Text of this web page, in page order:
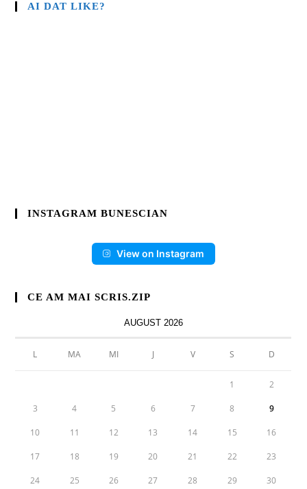
AI DAT LIKE?
INSTAGRAM BUNESCIAN
View on Instagram
CE AM MAI SCRIS.ZIP
AUGUST 2026
L MA MI J V S D
1 2
3 4 5 6 7 8 9
10 11 12 13 14 15 16
17 18 19 20 21 22 23
24 25 26 27 28 29 30